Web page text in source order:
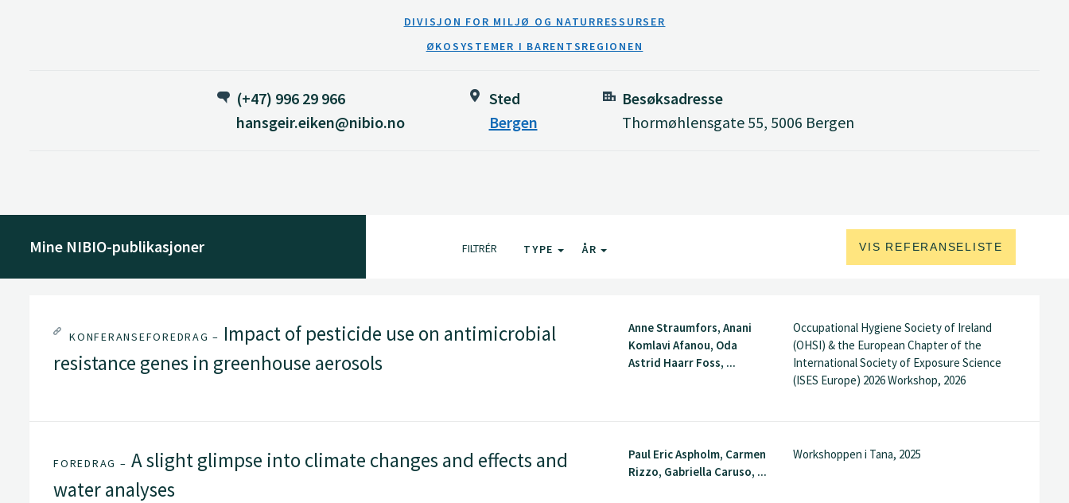
DIVISJON FOR MILJØ OG NATURRESSURSER
ØKOSYSTEMER I BARENTSREGIONEN
(+47) 996 29 966
hansgeir.eiken@nibio.no
Sted
Bergen
Besøksadresse
Thormøhlensgate 55, 5006 Bergen
Mine NIBIO-publikasjoner FILTRÉR TYPE ÅR VIS REFERANSELISTE
KONFERANSEFOREDRAG – Impact of pesticide use on antimicrobial
resistance genes in greenhouse aerosols
Anne Straumfors, Anani
Komlavi Afanou, Oda
Astrid Haarr Foss, ...
Occupational Hygiene Society of Ireland
(OHSI) & the European Chapter of the
International Society of Exposure Science
(ISES Europe) 2026 Workshop, 2026
FOREDRAG – A slight glimpse into climate changes and effects and
water analyses
Paul Eric Aspholm, Carmen
Rizzo, Gabriella Caruso, ...
Workshoppen i Tana, 2025